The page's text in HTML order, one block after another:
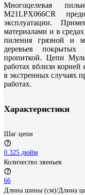
Многоцелевая
M21LPX066CR
эксплуатации.
материалами и в
пиления грязной и
деревьев
пропиткой. Цепи
работах вблизи
в экстренных случаях
работах.
Характеристики
Шаг цепи
0.325 дюйм
Количество звеньев
66
Длина шины (см)/Длина